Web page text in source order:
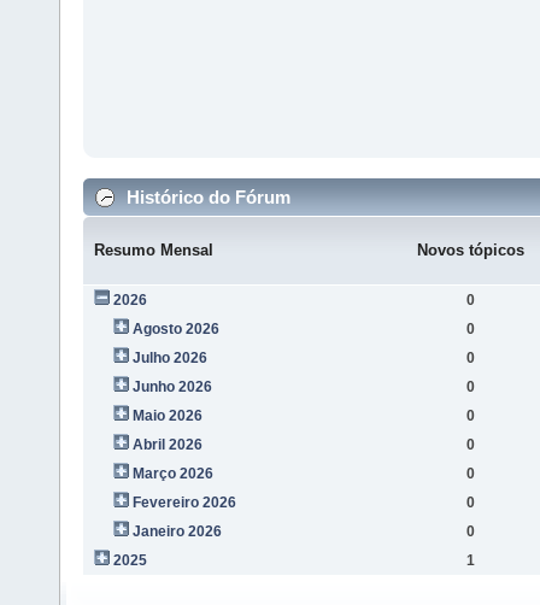
Histórico do Fórum
Resumo Mensal Novos tópicos
2026
0
Agosto 2026
0
Julho 2026
0
Junho 2026
0
Maio 2026
0
Abril 2026
0
Março 2026
0
Fevereiro 2026
0
Janeiro 2026
0
2025
1